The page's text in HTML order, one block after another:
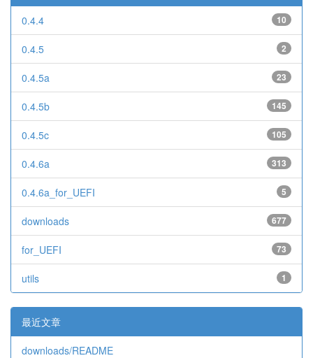
10
0.4.4
2
0.4.5
23
0.4.5a
145
0.4.5b
105
0.4.5c
313
0.4.6a
5
0.4.6a_for_UEFI
677
downloads
73
for_UEFI
1
utils
最近文章
downloads/README